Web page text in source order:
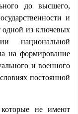
до высшего,
и
одной из ключевых
национальной
на формирование
и военного
постоянной
которые не имеют